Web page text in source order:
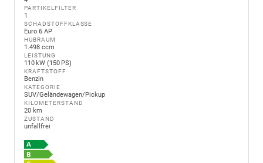
PARTIKELFILTER
1
SCHADSTOFFKLASSE
Euro 6 AP
HUBRAUM
1.498 ccm
LEISTUNG
110 kW (150 PS)
KRAFTSTOFF
Benzin
KATEGORIE
SUV/Geländewagen/Pickup
KILOMETERSTAND
20 km
ZUSTAND
unfallfrei